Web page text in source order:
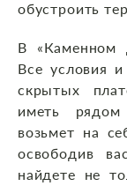
обустроить
В «Каменном
Все условия
скрытых
иметь рядом
возьмет на
освободив
найдете не